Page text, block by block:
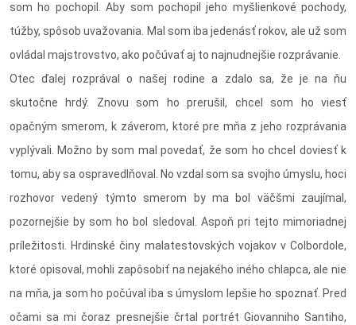
som ho pochopil. Aby som pochopil jeho myšlienkové pochody,
túžby, spôsob uvažovania. Mal som iba jedenásť rokov, ale už som
ovládal majstrovstvo, ako počúvať aj to najnudnejšie rozprávanie.
Otec ďalej rozprával o našej rodine a zdalo sa, že je na ňu
skutočne hrdý. Znovu som ho prerušil, chcel som ho viesť
opačným smerom, k záverom, ktoré pre mňa z jeho rozprávania
vyplývali. Možno by som mal povedať, že som ho chcel doviesť k
tomu, aby sa ospravedlňoval. No vzdal som sa svojho úmyslu, hoci
rozhovor vedený týmto smerom by ma bol väčšmi zaujímal,
pozornejšie by som ho bol sledoval. Aspoň pri tejto mimoriadnej
príležitosti. Hrdinské činy malatestovských vojakov v Colbordole,
ktoré opisoval, mohli zapôsobiť na nejakého iného chlapca, ale nie
na mňa, ja som ho počúval iba s úmyslom lepšie ho spoznať. Pred
očami sa mi čoraz presnejšie črtal portrét Giovanniho Santiho,